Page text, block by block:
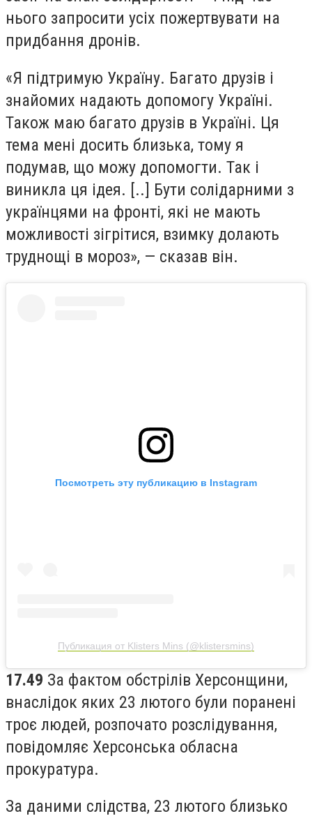
нього запросити усіх пожертвувати на
придбання дронів.
«Я підтримую Україну. Багато друзів і
знайомих надають допомогу Україні.
Також маю багато друзів в Україні. Ця
тема мені досить близька, тому я
подумав, що можу допомогти. Так і
виникла ця ідея. [..] Бути солідарними з
українцями на фронті, які не мають
можливості зігрітися, взимку долають
труднощі в мороз», — сказав він.
Посмотреть эту публикацию в Instagram
Публикация от Klisters Mins (@klistersmins)
17.49 За фактом обстрілів Херсонщини,
внаслідок яких 23 лютого були поранені
троє людей, розпочато розслідування,
повідомляє Херсонська обласна
прокуратура.
За даними слідства, 23 лютого близько